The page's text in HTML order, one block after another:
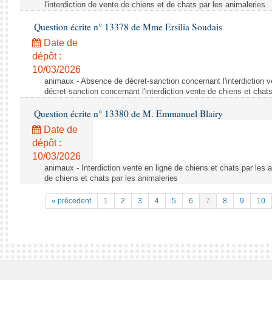
l'interdiction de vente de chiens et de chats par les animaleries
Question écrite n° 13378 de Mme Ersilia Soudais
Date de
dépôt :
10/03/2026
animaux - Absence de décret-sanction concernant l'interdiction
décret-sanction concernant l'interdiction vente de chiens et chats
Question écrite n° 13380 de M. Emmanuel Blairy
Date de
dépôt :
10/03/2026
animaux - Interdiction vente en ligne de chiens et chats par les
de chiens et chats par les animaleries
« précedent 1 2 3 4 5 6 7 8 9 10